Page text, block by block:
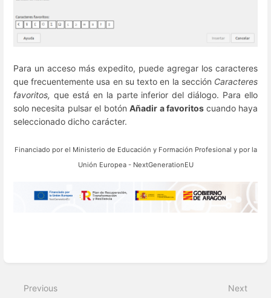
Para un acceso más expedito, puede agregar los caracteres
que frecuentemente usa en su texto en la sección Caracteres
favoritos, que está en la parte inferior del diálogo. Para ello
solo necesita pulsar el botónAñadir a favoritos cuando haya
seleccionado dicho carácter.
Financiado por el Ministerio de Educación y Formación Profesional y por la
Unión Europea - NextGenerationEU
mode
Previous
Next